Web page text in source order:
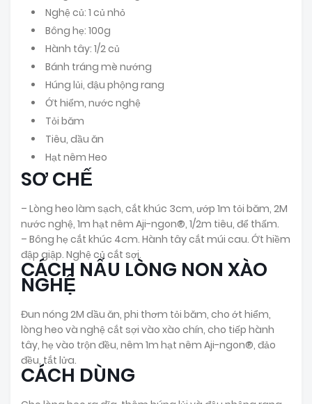
Nghệ củ: 1 củ nhỏ
Bông hẹ: 100g
Hành tây: 1/2 củ
Bánh tráng mè nướng
Húng lủi, đậu phộng rang
Ớt hiểm, nước nghệ
Tỏi băm
Tiêu, dầu ăn
Hạt nêm Heo
SƠ CHẾ
– Lòng heo làm sạch, cắt khúc 3cm, ướp 1m tỏi băm, 2M
nước nghệ, 1m hạt nêm Aji-ngon®, 1/2m tiêu, để thấm.
– Bông hẹ cắt khúc 4cm. Hành tây cắt múi cau. Ớt hiềm
đập giập. Nghệ củ cắt sợi.
CÁCH NẤU LÒNG NON XÀO
NGHỆ
Đun nóng 2M dầu ăn, phi thơm tỏi băm, cho ớt hiểm,
lòng heo và nghệ cắt sợi vào xào chín, cho tiếp hành
tây, hẹ vào trộn đều, nêm 1m hạt nêm Aji-ngon®, đảo
đều, tắt lửa.
CÁCH DÙNG